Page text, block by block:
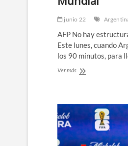
junio 22
AFP No hay
Este lunes, cuando
los 90 minutos, para
Ver másMessi
a
16avos
y
logra
récord